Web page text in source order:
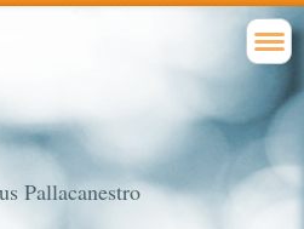
Pallacanestro